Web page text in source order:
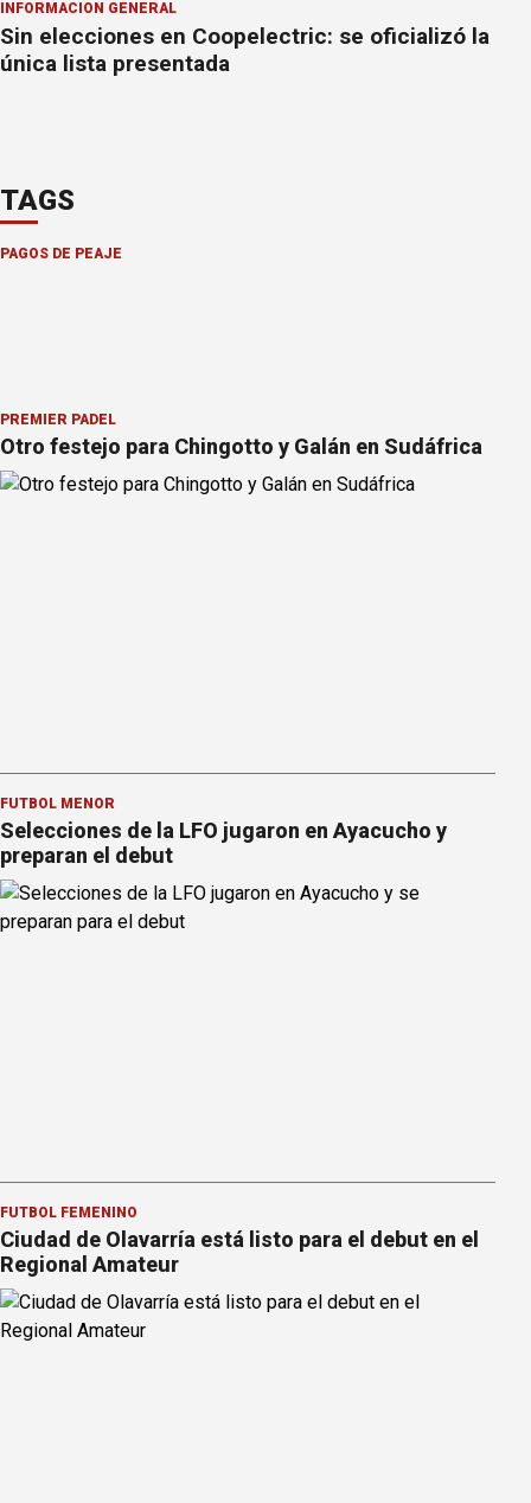
INFORMACION GENERAL
Sin elecciones en Coopelectric: se oficializó la
única lista presentada
TAGS
PAGOS DE PEAJE
PREMIER PÁDEL
Otro festejo para Chingotto y Galán en Sudáfrica
FÚTBOL MENOR
Selecciones de la LFO jugaron en Ayacucho y
preparan el debut
FÚTBOL FEMENINO
Ciudad de Olavarría está listo para el debut en el
Regional Amateur